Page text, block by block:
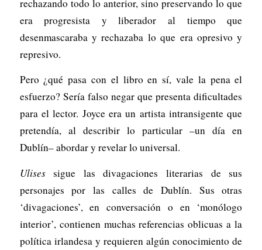
rechazando todo lo anterior, sino preservando lo que
era progresista y liberador al tiempo que
desenmascaraba y rechazaba lo que era opresivo y
represivo.
Pero ¿qué pasa con el libro en sí, vale la pena el
esfuerzo? Sería falso negar que presenta dificultades
para el lector. Joyce era un artista intransigente que
pretendía, al describir lo particular –un día en
Dublín– abordar y revelar lo universal.
Ulisessigue las divagaciones literarias de sus
personajes por las calles de Dublín. Sus otras
‘divagaciones’, en conversación o en ‘monólogo
interior’, contienen muchas referencias oblicuas a la
política irlandesa y requieren algún conocimiento de